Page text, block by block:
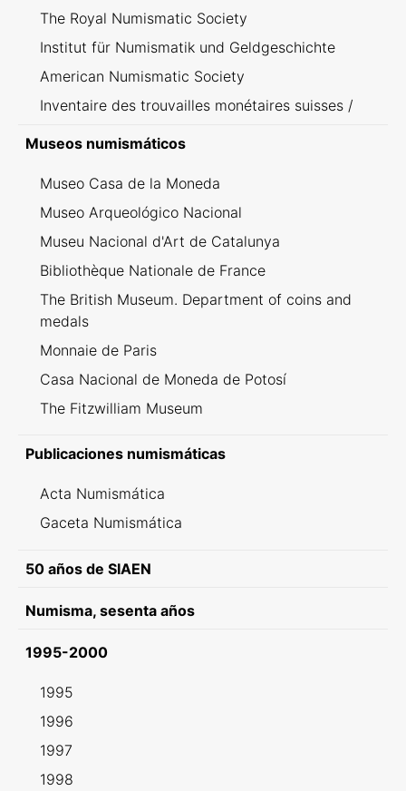
The Royal Numismatic Society
Institut für Numismatik und Geldgeschichte
American Numismatic Society
Inventaire des trouvailles monétaires suisses /
Museos numismáticos
Museo Casa de la Moneda
Museo Arqueológico Nacional
Museu Nacional d'Art de Catalunya
Bibliothèque Nationale de France
The British Museum. Department of coins and
medals
Monnaie de Paris
Casa Nacional de Moneda de Potosí
The Fitzwilliam Museum
Publicaciones numismáticas
Acta Numismática
Gaceta Numismática
50 años de SIAEN
Numisma, sesenta años
1995-2000
1995
1996
1997
1998